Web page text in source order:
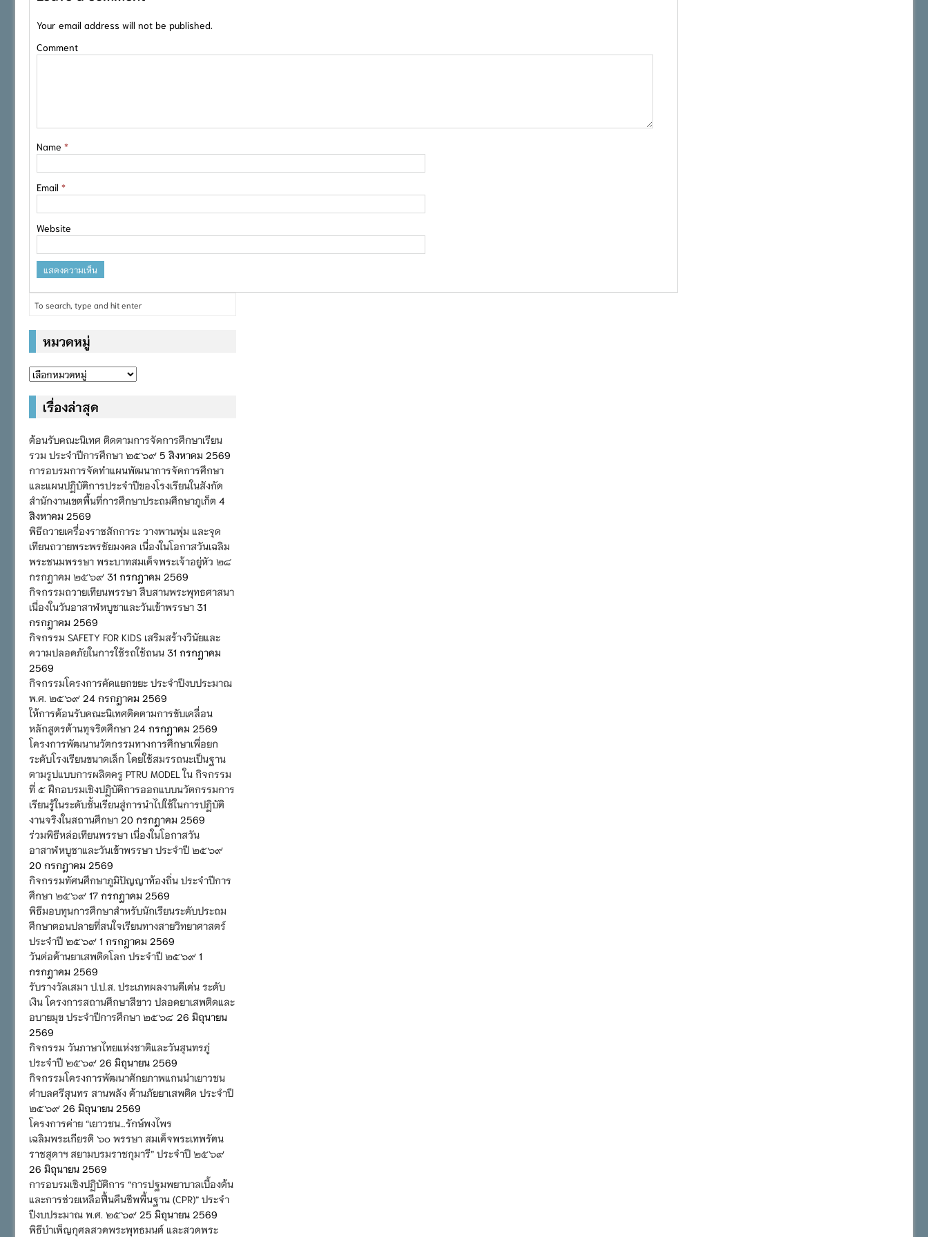
Your email address will not be published.
Comment
Name *
Email *
Website
หมวดหมู่
หมวด
เรื่องล่าสุด
ต้อนรับคณะนิเทศ ติดตามการจัดการศึกษาเรียน
รวม ประจำปีการศึกษา ๒๕๖๙ 5 สิงหาคม 2569
การอบรมการจัดทำแผนพัฒนาการจัดการศึกษา
และแผนปฏิบัติการประจำปีของโรงเรียนในสังกัด
สำนักงานเขตพื้นที่การศึกษาประถมศึกษาภูเก็ต 4
สิงหาคม 2569
พิธีถวายเครื่องราชสักการะ วางพานพุ่ม และจุด
เทียนถวายพระพรชัยมงคล เนื่องในโอกาสวันเฉลิม
พระชนมพรรษา พระบาทสมเด็จพระเจ้าอยู่หัว ๒๘
กรกฎาคม ๒๕๖๙ 31 กรกฎาคม 2569
กิจกรรมถวายเทียนพรรษา สืบสานพระพุทธศาสนา
เนื่องในวันอาสาฬหบูชาและวันเข้าพรรษา 31
กรกฎาคม 2569
กิจกรรม SAFETY FOR KIDS เสริมสร้างวินัยและ
ความปลอดภัยในการใช้รถใช้ถนน 31 กรกฎาคม
2569
กิจกรรมโครงการคัดแยกขยะ ประจำปีงบประมาณ
พ.ศ. ๒๕๖๙ 24 กรกฎาคม 2569
ให้การต้อนรับคณะนิเทศติดตามการขับเคลื่อน
หลักสูตรต้านทุจริตศึกษา 24 กรกฎาคม 2569
โครงการพัฒนานวัตกรรมทางการศึกษาเพื่อยก
ระดับโรงเรียนขนาดเล็ก โดยใช้สมรรถนะเป็นฐาน
ตามรูปแบบการผลิตครู PTRU MODEL ใน กิจกรรม
ที่ ๕ ฝึกอบรมเชิงปฏิบัติการออกแบบนวัตกรรมการ
เรียนรู้ในระดับชั้นเรียนสู่การนำไปใช้ในการปฏิบัติ
งานจริงในสถานศึกษา 20 กรกฎาคม 2569
ร่วมพิธีหล่อเทียนพรรษา เนื่องในโอกาสวัน
อาสาฬหบูชาและวันเข้าพรรษา ประจำปี ๒๕๖๙
20 กรกฎาคม 2569
กิจกรรมทัศนศึกษาภูมิปัญญาท้องถิ่น ประจำปีการ
ศึกษา ๒๕๖๙ 17 กรกฎาคม 2569
พิธีมอบทุนการศึกษาสำหรับนักเรียนระดับประถม
ศึกษาตอนปลายที่สนใจเรียนทางสายวิทยาศาสตร์
ประจำปี ๒๕๖๙ 1 กรกฎาคม 2569
วันต่อต้านยาเสพติดโลก ประจำปี ๒๕๖๙ 1
กรกฎาคม 2569
รับรางวัลเสมา ป.ป.ส. ประเภทผลงานดีเด่น ระดับ
เงิน โครงการสถานศึกษาสีขาว ปลอดยาเสพติดและ
อบายมุข ประจำปีการศึกษา ๒๕๖๘ 26 มิถุนายน
2569
กิจกรรม วันภาษาไทยแห่งชาติและวันสุนทรภู่
ประจำปี ๒๕๖๙ 26 มิถุนายน 2569
กิจกรรมโครงการพัฒนาศักยภาพแกนนำเยาวชน
ตำบลศรีสุนทร สานพลัง ต้านภัยยาเสพติด ประจำปี
๒๕๖๙ 26 มิถุนายน 2569
โครงการค่าย “เยาวชน…รักษ์พงไพร
เฉลิมพระเกียรติ ๖๐ พรรษา สมเด็จพระเทพรัตน
ราชสุดาฯ สยามบรมราชกุมารี” ประจำปี ๒๕๖๙
26 มิถุนายน 2569
การอบรมเชิงปฏิบัติการ “การปฐมพยาบาลเบื้องต้น
และการช่วยเหลือฟื้นคืนชีพพื้นฐาน (CPR)” ประจำ
ปีงบประมาณ พ.ศ. ๒๕๖๙ 25 มิถุนายน 2569
พิธีบำเพ็ญกุศลสวดพระพุทธมนต์ และสวดพระ